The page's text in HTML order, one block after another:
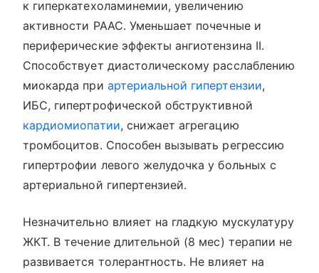
к гиперкатехоламинемии, увеличению
активности РААС. Уменьшает почечные и
периферические эффекты ангиотензина II.
Способствует диастолическому расслаблению
миокарда при артериальной гипертензии,
ИБС, гипертрофической обструктивной
кардиомиопатии, снижает агрегацию
тромбоцитов. Способен вызывать регрессию
гипертрофии левого желудочка у больных с
артериальной гипертензией.
Незначительно влияет на гладкую мускулатуру
ЖКТ. В течение длительной (8 мес) терапии не
развивается толерантность. Не влияет на